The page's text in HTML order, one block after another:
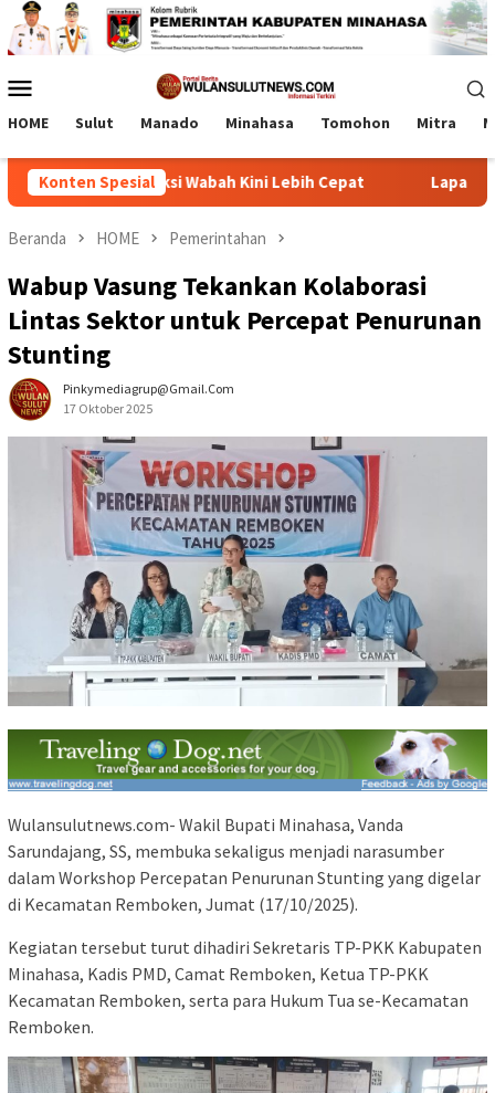
Loncat
ke
konten
Mobile
HOME Sulut Manado Minahasa Tomohon Mitra
Konten Spesial
Deteksi Wabah Kini Lebih Cepat Lapas Tamako
Beranda HOME Pemerintahan
Wabup Vasung Tekankan Kolaborasi
Lintas Sektor untuk Percepat Penurunan
Stunting
Pinkymediagrup@gmail.com
17 Oktober 2025
Wulansulutnews.com- Wakil Bupati Minahasa, Vanda
Sarundajang, SS, membuka sekaligus menjadi narasumber
dalam Workshop Percepatan Penurunan Stunting yang digelar
di Kecamatan Remboken, Jumat (17/10/2025).
Kegiatan tersebut turut dihadiri Sekretaris TP-PKK Kabupaten
Minahasa, Kadis PMD, Camat Remboken, Ketua TP-PKK
Kecamatan Remboken, serta para Hukum Tua se-Kecamatan
Remboken.